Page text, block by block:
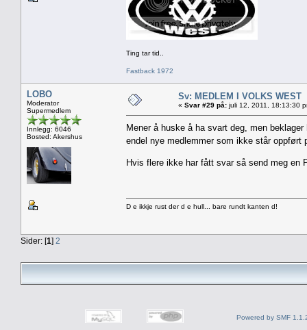
Ting tar tid..
Fastback 1972
LOBO
Moderator
Supermedlem
Innlegg: 6046
Bosted: Akershus
Sv: MEDLEM I VOLKS WEST
« Svar #29 på: juli 12, 2011, 18:13:30
Mener å huske å ha svart deg, men
endel nye medlemmer som ikke står
Hvis flere ikke har fått svar så send meg en
D e ikkje rust der d e hull... bare rundt kanten d!
Sider: [1] 2
Powered by SMF